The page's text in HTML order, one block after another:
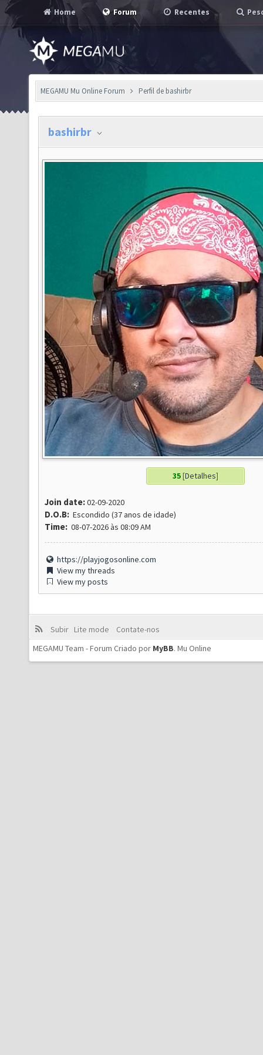
Home Forum Recentes
MEGAMU Mu Online Forum Perfil de bashirbr
bashirbr
35[Detalhes]
Join date:02-09-2020
D.O.B: Escondido (37 anos de idade)
Time: 08-07-2026 às 08:09 AM
https://playjogosonline.com
View my threads
View my posts
Subir Lite mode
Contate-nos
MEGAMU Team - Forum Criado por MyBB. Mu Online